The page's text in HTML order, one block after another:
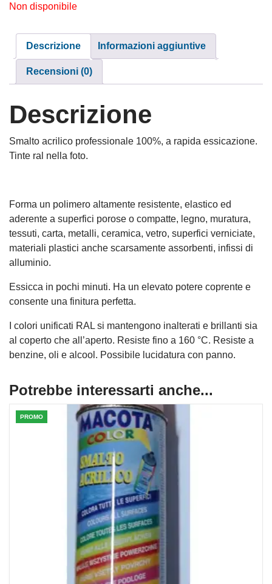
Non disponibile
Descrizione Informazioni aggiuntive
Recensioni (0)
Descrizione
Smalto acrilico professionale 100%, a rapida essicazione.
Tinte ral nella foto.
Forma un polimero altamente resistente, elastico ed
aderente a superfici porose o compatte, legno, muratura,
tessuti, carta, metalli, ceramica, vetro, superfici verniciate,
materiali plastici anche scarsamente assorbenti, infissi di
alluminio.
Essicca in pochi minuti. Ha un elevato potere coprente e
consente una finitura perfetta.
I colori unificati RAL si mantengono inalterati e brillanti sia
al coperto che all’aperto. Resiste fino a 160 °C. Resiste a
benzine, oli e alcool. Possibile lucidatura con panno.
Potrebbe interessarti anche...
PROMO